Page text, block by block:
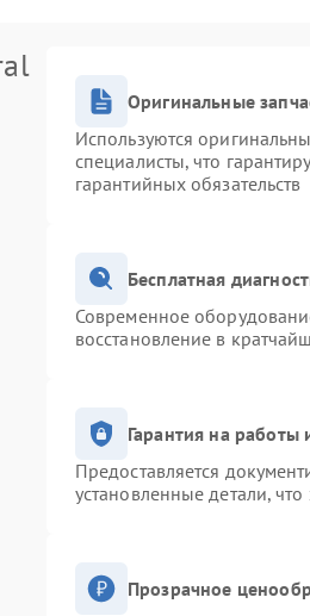
Оригинальные
Используются
специалисты, что
гарантийных обязательств
Бесплатная
Современное
восстановление в
Гарантия на работы
Предоставляется
установленные детали,
Прозрачное